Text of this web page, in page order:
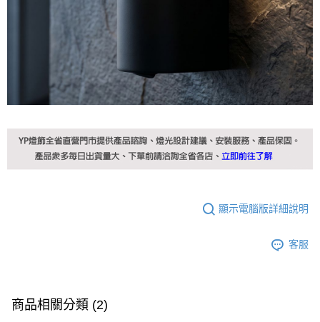
顯示電腦版詳細說明
客服
商品相關分類 (2)